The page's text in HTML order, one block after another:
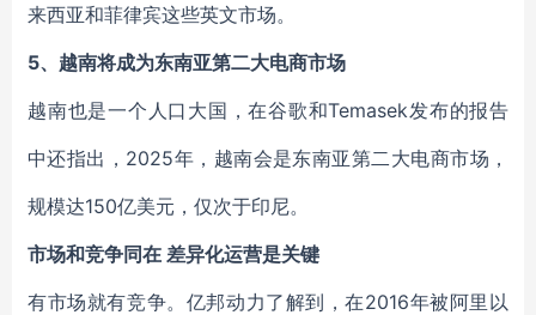
来西亚和菲律宾这些英文市场。
5、越南将成为东南亚第二大电商市场
越南也是一个人口大国，在谷歌和Temasek发布的报告
中还指出，2025年，越南会是东南亚第二大电商市场，
规模达150亿美元，仅次于印尼。
市场和竞争同在 差异化运营是关键
有市场就有竞争。亿邦动力了解到，在2016年被阿里以